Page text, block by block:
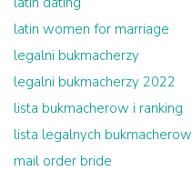
latin women for marriage
legalni bukmacherzy
legalni bukmacherzy 2022
lista bukmacherow i ranking
lista legalnych bukmacherow
mail order bride